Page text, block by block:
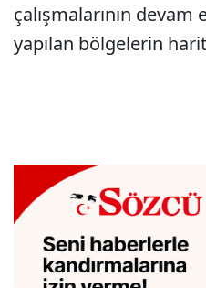
çalışmalarının
yapılan bölgelerin